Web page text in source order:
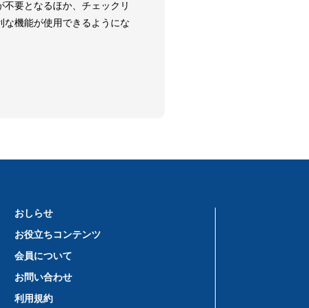
要となるほか、チェックリ
な機能が使用できるようにな
おしらせ
お役立ちコンテンツ
会員について
お問い合わせ
利用規約